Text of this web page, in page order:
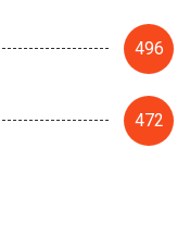
496
472